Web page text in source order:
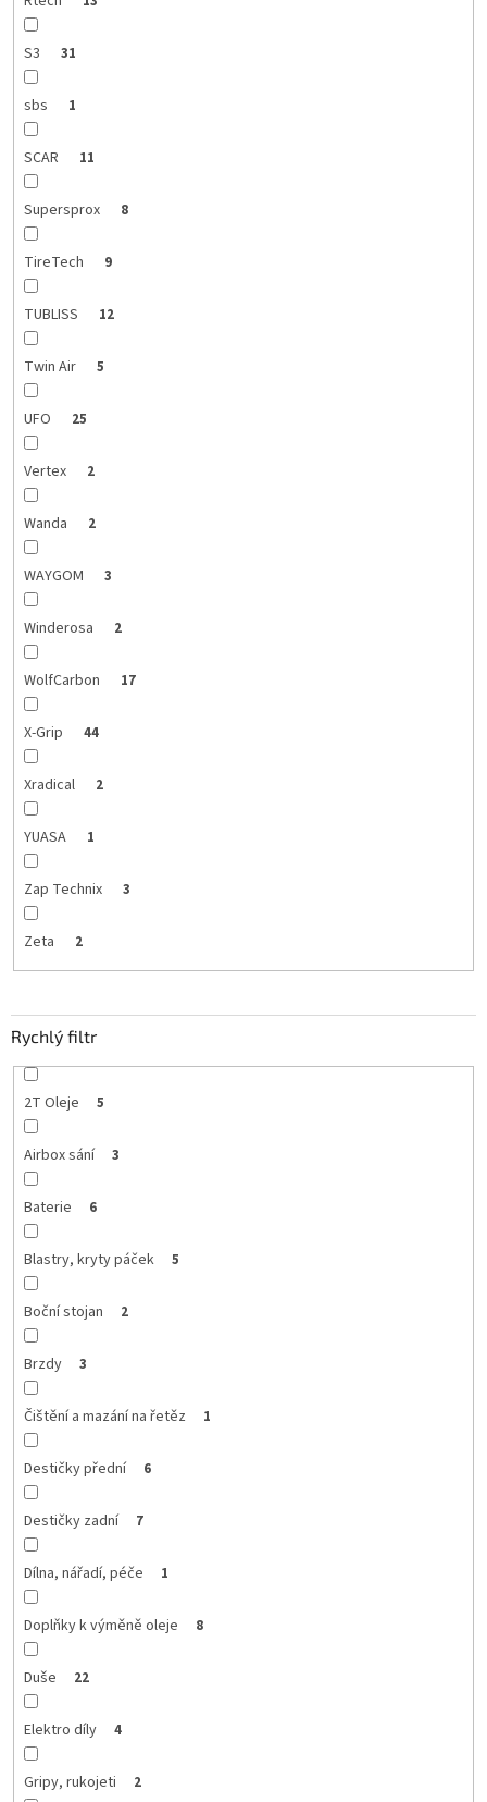
S3 31
sbs 1
SCAR 11
Supersprox 8
TireTech 9
TUBLISS 12
Twin Air 5
UFO 25
Vertex 2
Wanda 2
WAYGOM 3
Winderosa 2
WolfCarbon 17
X-Grip 44
Xradical 2
YUASA 1
Zap Technix 3
Zeta 2
Rychlý filtr
2T Oleje 5
Airbox sání 3
Baterie 6
Blastry, kryty páček 5
Boční stojan 2
Brzdy 3
Čištění a mazání na řetěz 1
Destičky přední 6
Destičky zadní 7
Dílna, nářadí, péče 1
Doplňky k výměně oleje 8
Duše 22
Elektro díly 4
Gripy, rukojeti 2